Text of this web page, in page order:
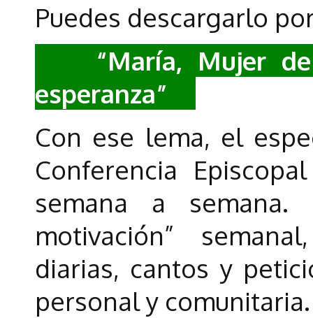
Puedes descargarlo
“María, Mujer de
esperanza”
Con ese lema, el
Conferencia
semana a
motivación”
diarias, cantos y
personal y comunitaria.